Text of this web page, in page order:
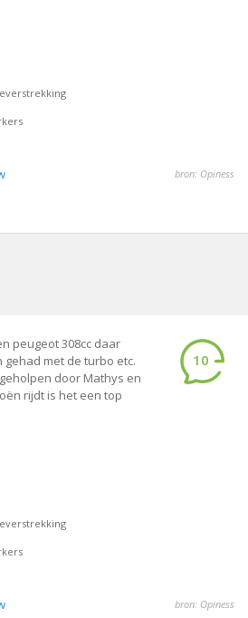
bron: Opiness
peugeot 308cc daar
met de turbo etc.
door Mathys en
rijdt is het een top
10
bron: Opiness